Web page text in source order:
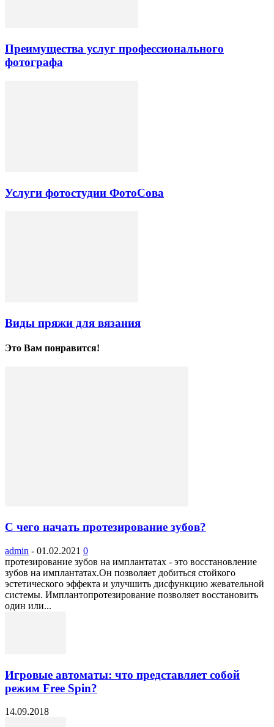
Преимущества услуг профессионального
фотографа
Услуги фотостудии ФотоСова
Виды пряжи для вязания
Это Вам понравится!
С чего начать протезирование зубов?
admin - 01.02.2021 0
протезирование зубов на имплантатах - это восстановление
зубов на имплантатах.Он позволяет добиться стойкого
эстетического эффекта и улучшить дисфункцию жевательной
системы. Имплантопротезирование позволяет восстановить
один или...
Игровые автоматы: что представляет собой
режим Free Spin?
14.09.2018